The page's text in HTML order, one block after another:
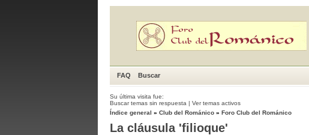
FAQ Buscar
Su última visita fue:
Buscar temas sin respuesta | Ver temas activos
Índice general » Club del Románico » Foro Club del Románico
La cláusula 'filioque'